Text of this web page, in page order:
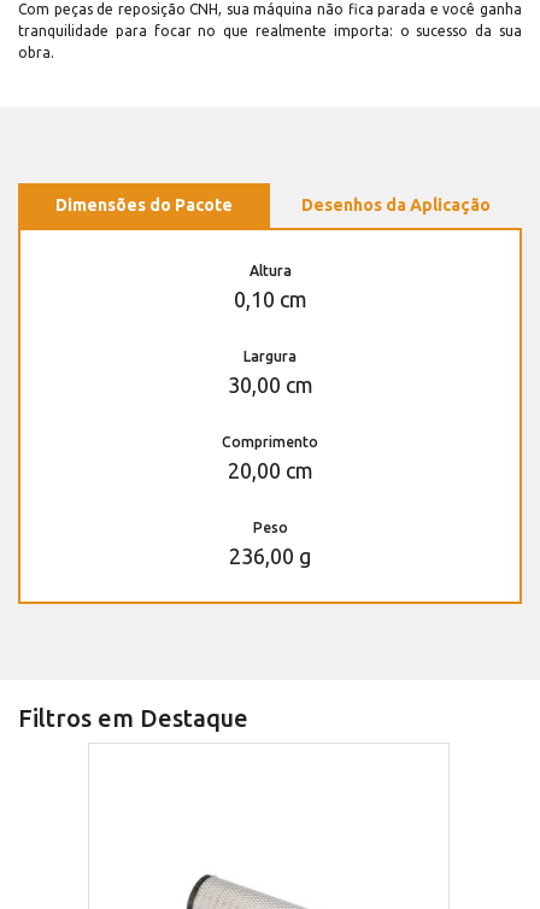
Com peças de reposição CNH, sua máquina não fica parada e você ganha
tranquilidade para focar no que realmente importa: o sucesso da sua
obra.
Dimensões do Pacote Desenhos da Aplicação
Altura
0,10 cm
Largura
30,00 cm
Comprimento
20,00 cm
Peso
236,00 g
Filtros em Destaque